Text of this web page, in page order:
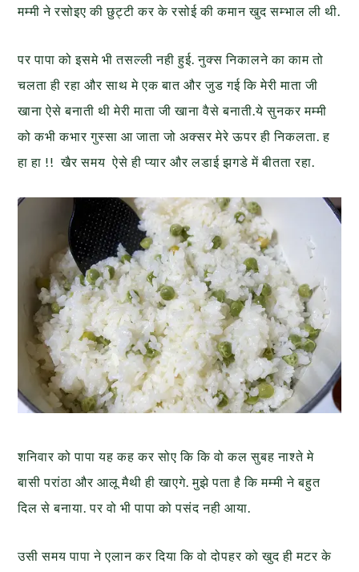
मम्मी ने रसोइए की छुट्टी कर के रसोई की कमान खुद सम्भाल ली थी.
पर पापा को इसमे भी तसल्ली नही हुई. नुक्स निकालने का काम तो
चलता ही रहा और साथ मे एक बात और जुड गई कि मेरी माता जी
खाना ऐसे बनाती थी मेरी माता जी खाना वैसे बनाती.ये सुनकर मम्मी
को कभी कभार गुस्सा आ जाता जो अक्सर मेरे ऊपर ही निकलता. ह
हा हा !! खैर समय ऐसे ही प्यार और लडाई झगडे में बीतता रहा.
शनिवार को पापा यह कह कर सोए कि कि वो कल सुबह नाश्ते मे
बासीपरांठा और आलू मैथी ही खाएगे. मुझे पता है कि मम्मी ने बहुत
दिल से बनाया. पर वो भी पापा को पसंद नही आया.
उसी समय पापा ने एलान कर दिया कि वो दोपहर को खुद ही मटर के